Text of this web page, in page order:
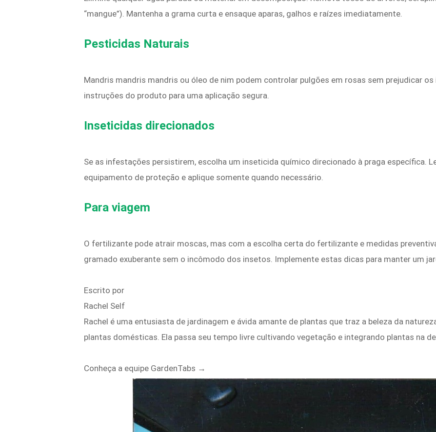
“mangue”). Mantenha a grama curta e ensaque aparas, galhos e raízes imediatamente.
Pesticidas Naturais
Mandris mandris mandris ou óleo de nim podem controlar pulgões em rosas sem prejudicar
instruções do produto para uma aplicação segura.
Inseticidas direcionados
Se as infestações persistirem, escolha um inseticida químico direcionado à praga específica.
equipamento de proteção e aplique somente quando necessário.
Para viagem
O fertilizante pode atrair moscas, mas com a escolha certa do fertilizante e medidas
gramado exuberante sem o incômodo dos insetos. Implemente estas dicas para manter um
Escrito por
Rachel Self
Rachel é uma entusiasta de jardinagem e ávida amante de plantas que traz a beleza da
plantas domésticas. Ela passa seu tempo livre cultivando vegetação e integrando plantas na
Conheça a equipe GardenTabs →